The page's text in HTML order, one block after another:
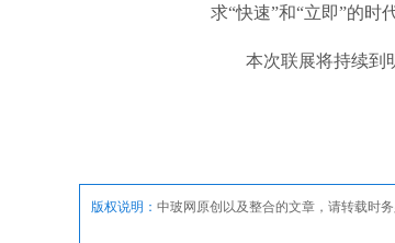
求“快速”和“立即”的时
本次联展将持续到明
版权说明： 中玻网原创以及整合的文章，请转载时